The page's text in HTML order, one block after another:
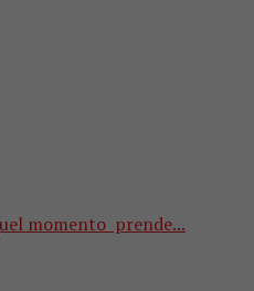
momento prende...